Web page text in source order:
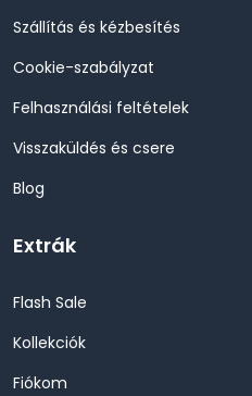
Szállítás és kézbesítés
Cookie-szabályzat
Felhasználási feltételek
Visszaküldés és csere
Blog
Extrák
Flash Sale
Kollekciók
Fiókom